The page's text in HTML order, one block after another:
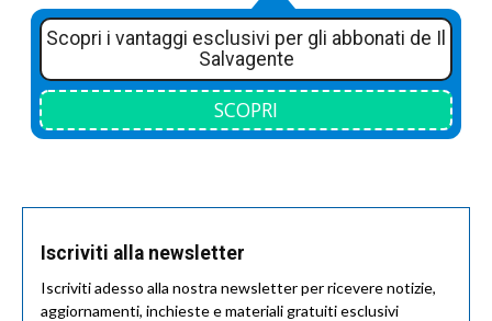
Scopri i vantaggi esclusivi per gli abbonati de Il
Salvagente
SCOPRI
Iscriviti alla newsletter
Iscriviti adesso alla nostra newsletter per ricevere notizie,
aggiornamenti, inchieste e materiali gratuiti esclusivi